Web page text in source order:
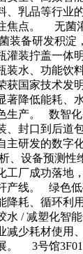
、乳品等行业
焦点。 无菌
装备研发积淀
灌装拧盖一体
装水、功能饮
获国家技术发
著降低能耗、
生产。 数智
、封口到后道
主研发的数字
、设备预测性
工厂成功落地
产线。 绿色
降耗、循环利
水 / 减塑化智
减少耗材使用
。 3号馆